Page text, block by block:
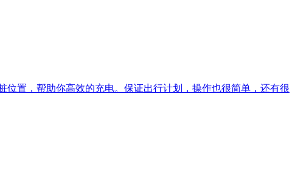
置，帮助你高效的充电。保证出行计划，操作也很简单，还有很